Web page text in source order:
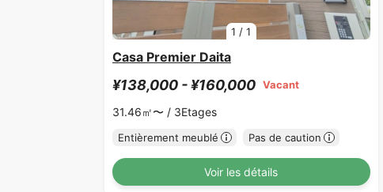
1 /1
Casa Premier Daita
¥138,000 - ¥160,000 Vacant
31.46㎡〜 / 3Etages
Entièrement meublé Pas de caution
Voir les détails